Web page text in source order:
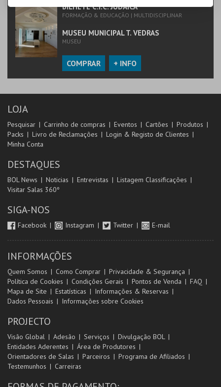
BILHETE C.I.C. JUDAICA
FORMAÇÃO & EDUCAÇÃO | MULTIDISCIPLINAR
MUSEU MUNICIPAL T. VEDRAS
MUSEU
COMPRAR + INFO
LOJA
Pesquisar Carrinho de compras Eventos Cartões
Produtos
Packs
Livro de Reclamações
Login & Registo de Clientes
Minha Conta
DESTAQUES
BOL News Noticias Entrevistas
Listagem Classificações
Visitar Salas 360º
SIGA-NOS
Facebook Instagram Twitter E-mail
INFORMAÇÕES
Quem Somos Como Comprar
Privacidade & Segurança
Política de Cookies
Condições Gerais Pontos de Venda
FAQ
Mapa de Site
Estatísticas
Informações & Reservas
Dados Pessoais
Informações sobre Cookies
PROJECTO
Visão Global Adesão Serviços
Divulgação BOL
Entidades Aderentes
Área de Produtores
Orientadores de Salas
Parceiros
Programa de Afiliados
Testemunhos
Carreiras